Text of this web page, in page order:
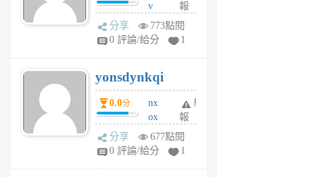
前
v
wt
sv
6
個
月
前
報
分享
773點閱
0 評論/給分
1
yonsdynkqi
0.0分
nx
ox
rh
pe
舉
報
分享
677點閱
0 評論/給分
1